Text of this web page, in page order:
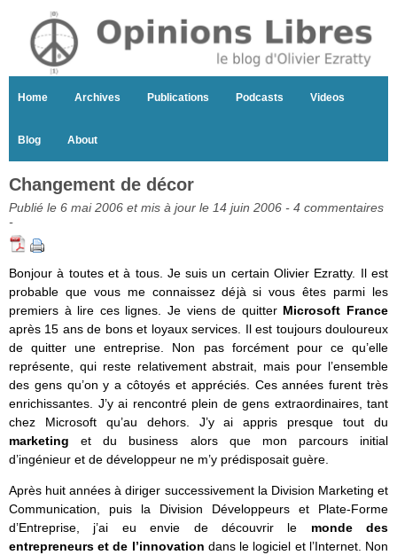
Home Archives Publications Podcasts Videos
Blog About
Changement de décor
Publié le 6 mai 2006 et mis à jour le 14 juin 2006 - 4 commentaires
-
Bonjour à toutes et à tous. Je suis un certain Olivier Ezratty. Il est
probable que vous me connaissez déjà si vous êtes parmi les
premiers à lire ces lignes. Je viens de quitter Microsoft France
après 15 ans de bons et loyaux services. Il est toujours douloureux
de quitter une entreprise. Non pas forcément pour ce qu’elle
représente, qui reste relativement abstrait, mais pour l’ensemble
des gens qu’on y a côtoyés et appréciés. Ces années furent très
enrichissantes. J’y ai rencontré plein de gens extraordinaires, tant
chez Microsoft qu’au dehors. J’y ai appris presque tout du
marketing et du business alors que mon parcours initial
d’ingénieur et de développeur ne m’y prédisposait guère.
Après huit années à diriger successivement la Division Marketing et
Communication, puis la Division Développeurs et Plate-Forme
d’Entreprise, j’ai eu envie de découvrir le monde des
entrepreneurs et de l’innovation dans le logiciel et l’Internet. Non